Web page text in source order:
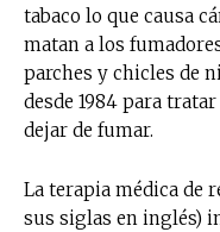
tabaco lo que causa
matan a los
parches y chicles de
desde 1984 para
dejar de fumar.
La terapia médica de
sus siglas en inglés)